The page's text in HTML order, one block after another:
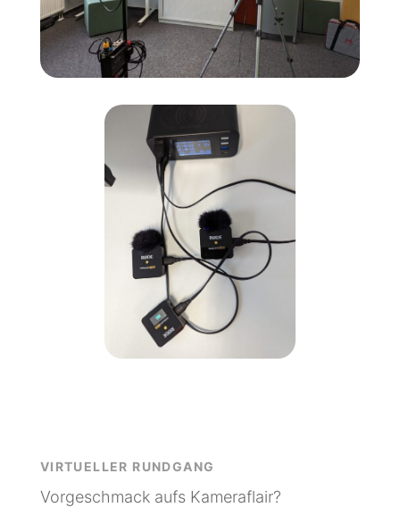
VIRTUELLER RUNDGANG
Vorgeschmack aufs Kameraflair?